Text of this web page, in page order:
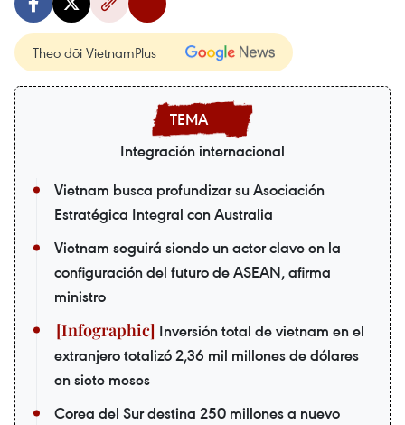
Theo dõi VietnamPlus
Integración internacional
Vietnam busca profundizar su Asociación
Estratégica Integral con Australia
Vietnam seguirá siendo un actor clave en la
configuración del futuro de ASEAN, afirma
ministro
Inversión total de vietnam en el
extranjero totalizó 2,36 mil millones de dólares
en siete meses
Corea del Sur destina 250 millones a nuevo